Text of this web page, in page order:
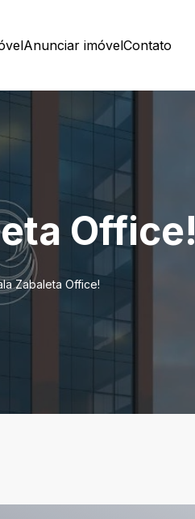
Anunciar imóvelContato
Office!
Zabaleta Office!